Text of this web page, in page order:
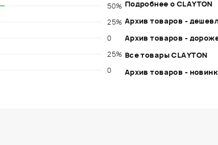
50%
25%
0
25%
0
Подробнее о CLAYTON
Архив товаров -
Архив товаров -
Все товары CLAYTON
Архив товаров -